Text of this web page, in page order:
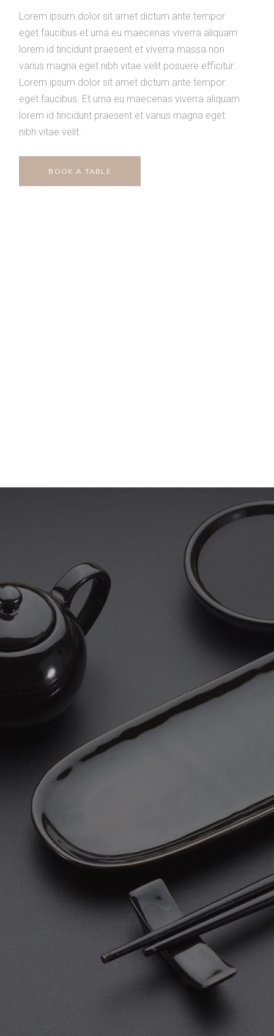
Lorem ipsum dolor sit amet dictum ante tempor
eget faucibus et urna eu maecenas viverra aliquam
lorem id tincidunt praesent et viverra massa non
varius magna eget nibh vitae velit posuere efficitur.
Lorem ipsum dolor sit amet dictum ante tempor
eget faucibus. Et urna eu maecenas viverra aliquam
lorem id tincidunt praesent et varius magna eget
nibh vitae velit.
BOOK A TABLE